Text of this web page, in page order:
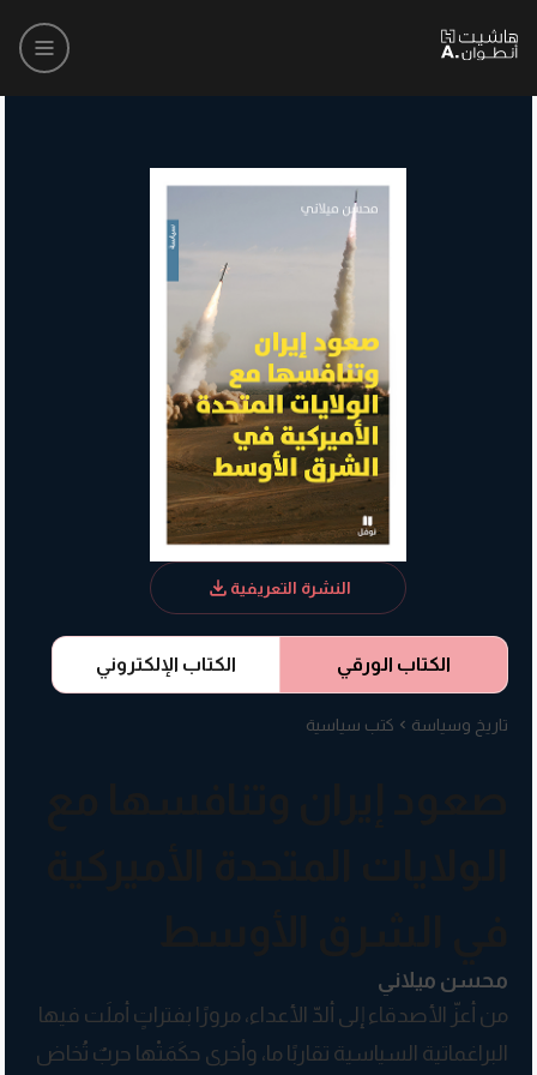
الكتاب الورقي الكتاب الإلكتروني
تاريخ وسياسة كتب سياسية
محسن ميلاني
من أعزّ الأصدقاء إلى ألدّ الأعداء، مرورًا بفتراتٍ أملَت فيها
البراغماتية السياسية تقاربًا ما، وأخرى حكَمَتْها حربٌ تُخاض
النشرة التعريفية